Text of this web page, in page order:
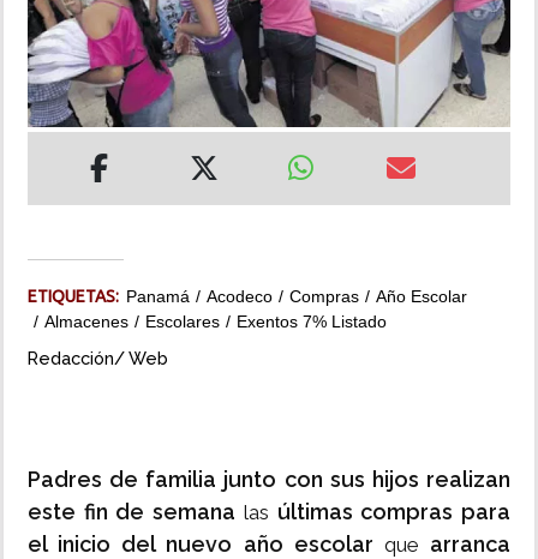
INSÓLITAS
MULTIMEDIA
IMPRESO
ETIQUETAS: Panamá Acodeco Compras
Año Escolar
Almacenes
Escolares Exentos 7% Listado
Redacción/ Web
Padres de familia junto con sus hijos realizan
este fin de semana las últimas compras para
el inicio del nuevo año escolar que arranca